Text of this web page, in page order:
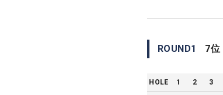
ROUND1 7位
HOLE 1 2 3